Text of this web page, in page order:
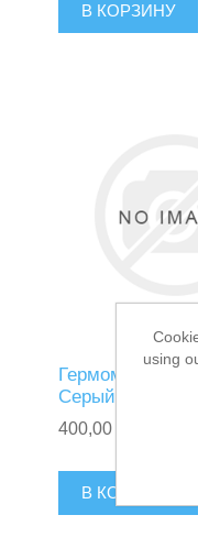
В КОРЗИНУ
Гермомешок
Серый
400,00 ₽
В КОРЗИНУ
using